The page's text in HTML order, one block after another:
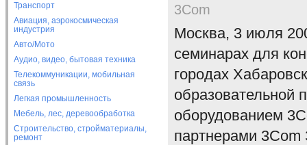
Транспорт
Авиация, аэрокосмическая
индустрия
Авто/Мото
Аудио, видео, бытовая техника
Телекоммуникации, мобильная
связь
Легкая промышленность
Мебель, лес, деревообработка
Строительство, стройматериалы,
ремонт
3Com
Москва, 3 июля
семинарах для
городах
образовательной
оборудованием
партнерами